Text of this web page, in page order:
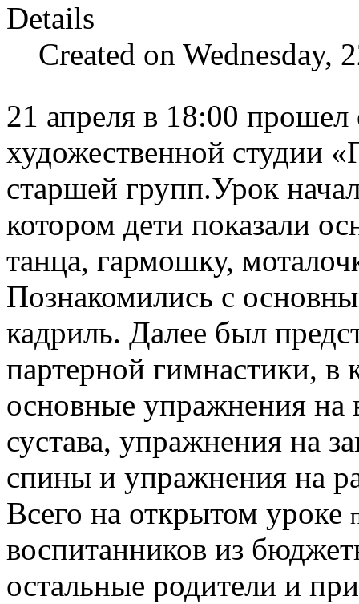
Details
Created on Wednesday,
21 апреля в 18:00
художественной студии
старшей групп.Урок
котором дети показали
танца, гармошку,
Познакомились с
кадриль. Далее был
партерной гимнастики, в
основные упражнения на
сустава, упражнения на
спины и упражнения на
Всего на открытом уроке
воспитанников из
остальные родители и